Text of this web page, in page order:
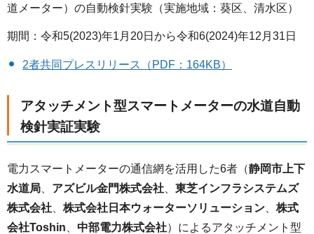
道メーター）の自動検針実験（実施地域：葵区、清水区）
期間：令和5(2023)年1月20日から令和6(2024)年12月31日
2者共同プレスリリース（PDF：164KB）
アタッチメント型スマートメーターの水道自動
検針実証実験
電力スマートメーターの通信網を活用した6者（静岡市上下
水道局
アズビル金門株式会社
東芝インフラシステムズ
株式会社
株式会社日本ウォーターソリューション
株式
会社Toshin
中部電力株式会社）によるアタッチメント型